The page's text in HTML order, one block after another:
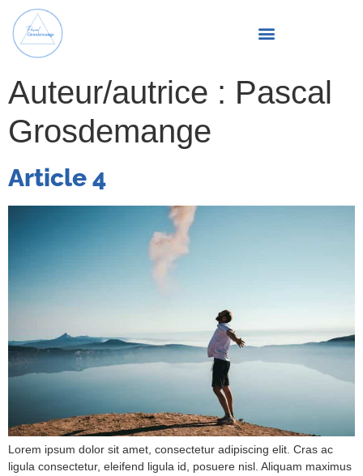
Auteur/autrice : Pascal
Grosdemange
Article 4
Lorem ipsum dolor sit amet, consectetur adipiscing elit. Cras ac
ligula consectetur, eleifend ligula id, posuere nisl. Aliquam maximus